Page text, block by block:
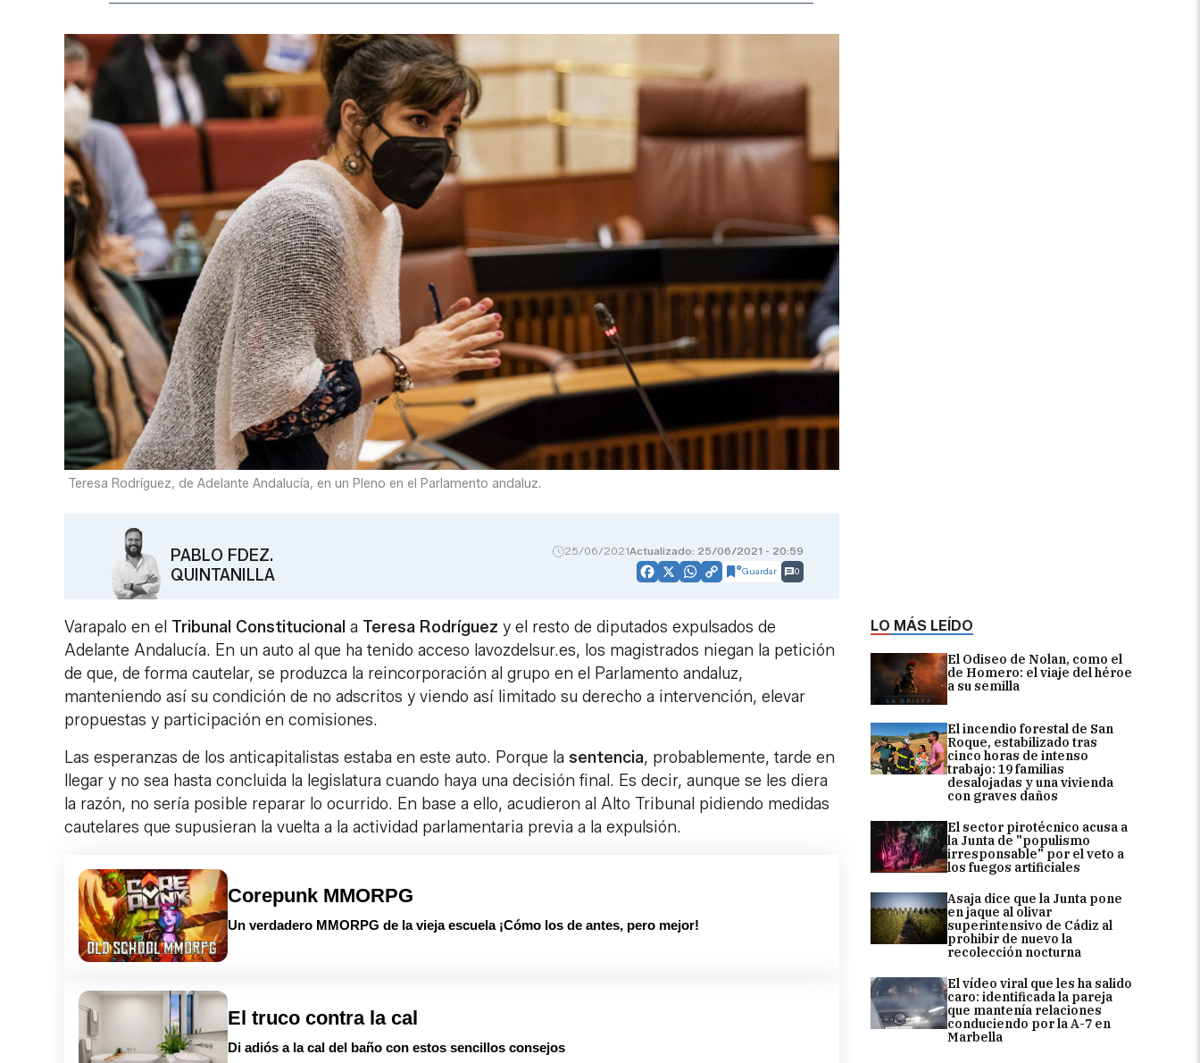
LO MÁS LEÍDO
El Odiseo de Nolan, como el
de Homero: el viaje del héroe
a su semilla
El incendio forestal de San
Roque, estabilizado tras
cinco horas de intenso
trabajo: 19 familias
desalojadas y una vivienda
con graves daños
El sector pirotécnico acusa a
la Junta de "populismo
irresponsable" por el veto a
los fuegos artificiales
Asaja dice que la Junta pone
en jaque al olivar
superintensivo de Cádiz al
prohibir de nuevo la
recolección nocturna
El vídeo viral que les ha salido
caro: identificada la pareja
que mantenía relaciones
conduciendo por la A-7 en
Marbella
Teresa Rodríguez, de Adelante Andalucía, en un Pleno en el Parlamento andaluz.
PABLO FDEZ.
QUINTANILLA
25/06/2021Actualizado: 25/06/2021 - 20:59
Facebook
X WhatsApp
CopyGuardar 0
Varapalo en el Tribunal Constitucional a Teresa Rodríguez y el resto de diputados expulsados de
Adelante Andalucía. En un auto al que ha tenido acceso lavozdelsur.es, los magistrados niegan la petición
de que, de forma cautelar, se produzca la reincorporación al grupo en el Parlamento andaluz,
manteniendo así su condición de no adscritos y viendo así limitado su derecho a intervención, elevar
propuestas y participación en comisiones.
Las esperanzas de los anticapitalistas estaba en este auto. Porque la sentencia, probablemente, tarde en
llegar y no sea hasta concluida la legislatura cuando haya una decisión final. Es decir, aunque se les diera
la razón, no sería posible reparar lo ocurrido. En base a ello, acudieron al Alto Tribunal pidiendo medidas
cautelares que supusieran la vuelta a la actividad parlamentaria previa a la expulsión.
Corepunk MMORPG
Un verdadero MMORPG de la vieja escuela ¡Cómo los de antes, pero mejor!
El truco contra la cal
Di adiós a la cal del baño con estos sencillos consejos